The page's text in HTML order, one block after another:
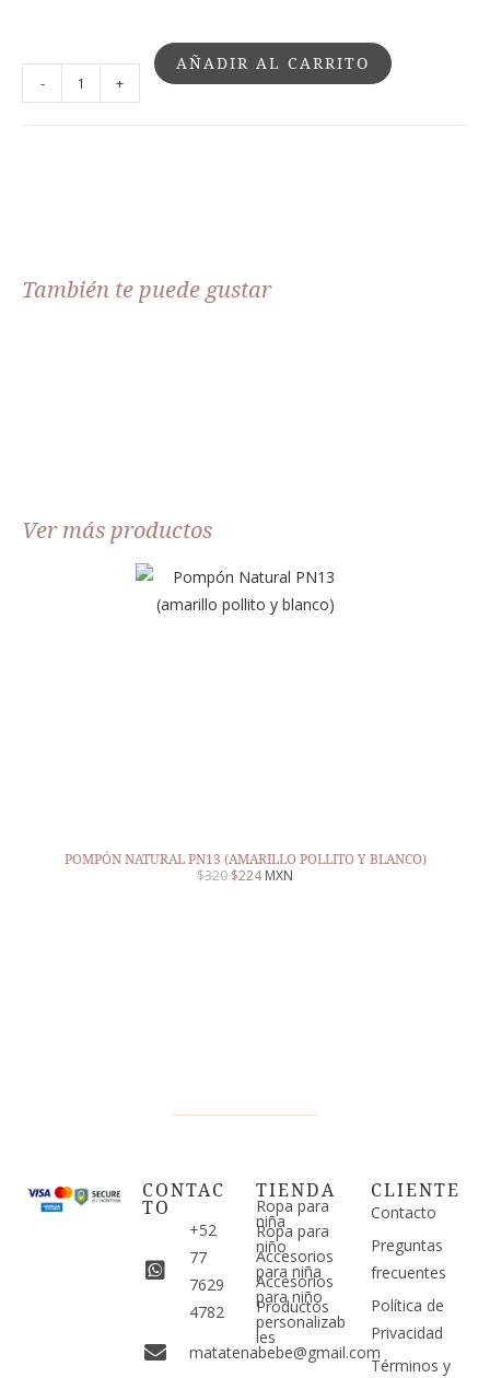
- +
AÑADIR AL CARRITO
También te puede gustar
Ver más productos
POMPÓN NATURAL PN13 (AMARILLO POLLITO Y BLANCO)
$320 $224MXN
CONTAC
TO
+52
77
7629
4782
matatenabebe@gmail.com
TIENDA
Ropa para
niña
Ropa para
niño
Accesorios
para niña
Accesorios
para niño
Productos
personalizab
les
CLIENTE
Contacto
Preguntas
frecuentes
Política de
Privacidad
Términos y